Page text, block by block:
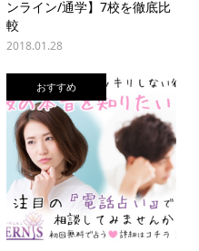
ンライン/通学】7校を徹底比
較
2018.01.28
おすすめ